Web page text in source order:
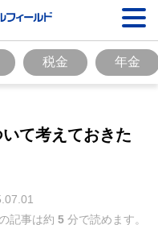
税金 年金
いて考えておきた
記事は約 5 分で読めます。